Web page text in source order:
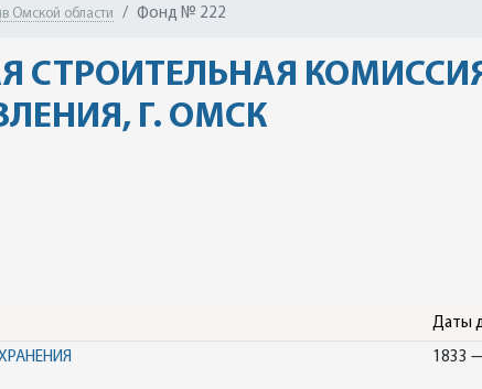
Омской области Фонд № 222
СТРОИТЕЛЬНАЯ
Г. ОМСК
Даты
1833